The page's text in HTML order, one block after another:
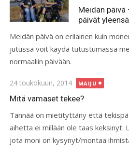
on
Meidän päivä
päivät
Meidän päivä on erilainen kuin
jutussa voit käydä tutustumassa
normaaliin päivään.
Posted
on
24 toukokuun, 2014 MAIJU
Mitä vamaset tekee?
Tännää on mietityttäny että
aihetta ei millään ole taas keksinyt.
jota moni on kysynyt/montaa